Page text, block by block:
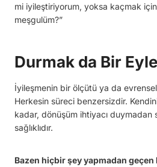
mi iyileştiriyorum, yoksa kaçmak
meşgulüm?”
Durmak da Bir
İyileşmenin bir ölçütü ya da
Herkesin süreci benzersizdir.
kadar, dönüşüm ihtiyacı duymadan
sağlıklıdır.
Bazen hiçbir şey yapmadan